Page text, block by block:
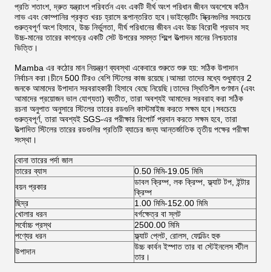
প্রতি শতাংশ, দ্রুত যন্ত্রাংশ পরিবর্তন এবং একটি দীর্ঘ অংশ পরিধান জীবন অবশেষে কঠিন
লাভ এবং কোম্পানির প্রকৃত খরচ হ্রাসে রূপান্তরিত হবে।ভাইব্রেটিং স্ক্রিনগুলির সবচেয়ে
গুরুত্বপূর্ণ অংশ হিসাবে, উচ্চ নির্ভুলতা, দীর্ঘ পরিধানের জীবন এবং উচ্চ বিরোধী প্রভাব সহ
উচ্চ-মানের তারের কাপড়ের একটি সেট উপরের সমস্ত শিল্পে উত্পাদন মানের নিশ্চয়তার
ভিত্তি।
Mamba এর কঠোর মান নিয়ন্ত্রণ ব্যবস্থা একেবারে শুরুতে শুরু হয়: সঠিক উপাদান
নির্বাচন করা।চীনে 500 টিরও বেশি স্টিলের কাজ রয়েছে।আমরা তাদের মধ্যে শুধুমাত্র 2
জনকে আমাদের উপাদান সরবরাহকারী হিসাবে বেছে নিয়েছি।তাদের স্থিতিশীল গুণমান (এবং
আমাদের প্রয়োজন ভাল যোগ্যতা) ব্যতীত, তারা অবশ্যই আমাদের সরবরাহ করা সঠিক
রচনা অনুপাত অনুসারে স্টিলের তারের রডগুলি কাস্টমাইজ করতে সক্ষম হবে।সবচেয়ে
গুরুত্বপূর্ণ, তারা অবশ্যই SGS-এর পরীক্ষার রিপোর্ট প্রদান করতে সক্ষম হবে, তারা
উত্পাদিত স্টিলের তারের রডগুলির প্রতিটি ব্যাচের জন্য আন্তর্জাতিক তৃতীয় পক্ষের পরীক্ষা
সংস্থা।
বোনা তারের পর্দা জাল
তারের ব্যাস
0.50 মিমি-19.05 মিমি
বয়ন প্রকার
ডাবল ক্রিম্প, লক ক্রিম্প, ফ্ল্যাট টপ, ইন্টার
ক্রিম্প
ছিদ্র
1.00 মিমি-152.00 মিমি
খোলার ধরন
বর্গক্ষেত্র বা স্লট
সর্বোচ্চ প্রস্থ
2500.00 মিমি
পণ্যের ধরন
ফ্ল্যাট প্লেট, রোলস, ফোল্ডিং হুক
উপাদান
উচ্চ কার্বন ইস্পাত তার বা স্টেইনলেস স্টীল
তার।